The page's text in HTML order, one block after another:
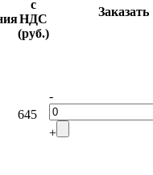
с
НДС
(руб.)
Заказать
645
-
+